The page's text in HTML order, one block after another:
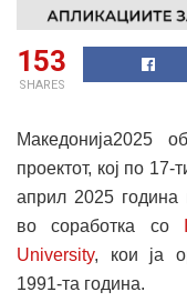
153
SHARES
Македонија2025
проектот, кој по
април 2025 година
во соработка со
University, кои ја
1991-та година.